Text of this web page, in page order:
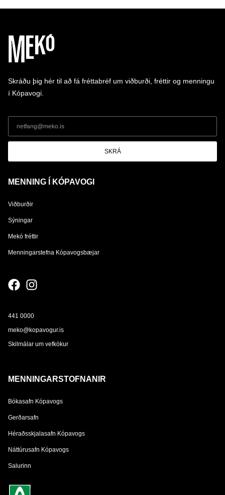
Skráðu þig hér til að fá fréttabréf um viðburði, fréttir og menningu
í Kópavogi.
SKRÁ
MENNING Í KÓPAVOGI
Viðburðir
Sýningar
Mekó fréttir
Menningarstefna Kópavogsbæjar
441 0000
meko@kopavogur.is
Skilmálar um vefkökur
MENNINGARSTOFNANIR
Bókasafn Kópavogs
Gerðarsafn
Héraðsskjalasafn Kópavogs
Náttúrusafn Kópavogs
Salurinn